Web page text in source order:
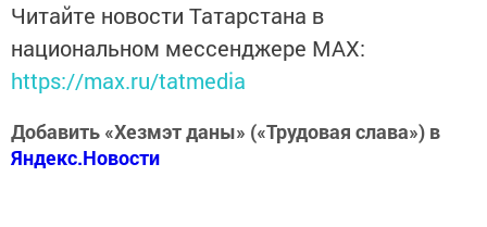
Читайте новости Татарстана в
национальном мессенджере MАХ:
https://max.ru/tatmedia
Добавить «Хезмэт даны» («Трудовая слава») в
Яндекс.Новости